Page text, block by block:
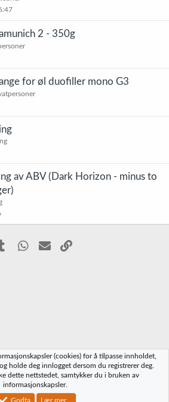
2 - 350g
for øl duofiller mono G3
av ABV (Dark Horizon - minus to
Tumblr WhatsApp
E-post
Personvernregler
(cookies) for å tilpasse innholdet,
holde deg innlogget dersom du registrerer deg.
dette nettstedet, samtykker du i bruken av
informasjonskapsler.
Godta Lær mer...